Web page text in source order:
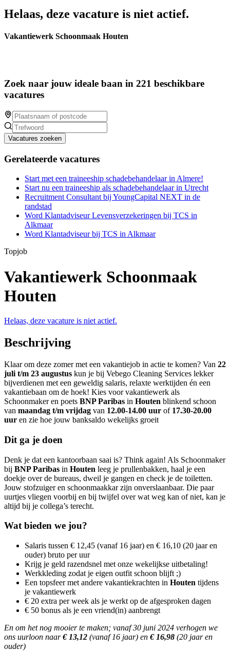
Helaas, deze vacature is niet actief.
Vakantiewerk Schoonmaak Houten
Zoek naar jouw ideale baan in 221 beschikbare
vacatures
Vacatures zoeken
Gerelateerde vacatures
Start met een traineeship schadebehandelaar in Almere!
Start nu een traineeship als schadebehandelaar in Utrecht
Recruitment Consultant bij YoungCapital NEXT in de
randstad
Word Klantadviseur Levensverzekeringen bij TCS in
Alkmaar
Word Klantadviseur bij TCS in Alkmaar
Topjob
Vakantiewerk Schoonmaak
Houten
Helaas, deze vacature is niet actief.
Beschrijving
Klaar om deze zomer met een vakantiejob in actie te komen? Van 22
juli t/m 23 augustus kun je bij Vebego Cleaning Services lekker
bijverdienen met een geweldig salaris, relaxte werktijden én een
vakantiebaan om de hoek! Kies voor vakantiewerk als
Schoonmaker en poets BNP Paribas in Houten blinkend schoon
van maandag t/m vrijdag van 12.00-14.00 uur of 17.30-20.00
uur en zie hoe jouw banksaldo wekelijks groeit
Dit ga je doen
Denk je dat een kantoorbaan saai is? Think again! Als Schoonmaker
bij BNP Paribas in Houten leeg je prullenbakken, haal je een
doekje over de bureaus, dweil je gangen en check je de toiletten.
Jouw stofzuiger en schoonmaakkar zijn onverslaanbaar. Die paar
uurtjes vliegen voorbij en bij twijfel over wat weg kan of niet, kan je
altijd bij je collega’s terecht.
Wat bieden we jou?
Salaris tussen € 12,45 (vanaf 16 jaar) en € 16,10 (20 jaar en
ouder) bruto per uur
Krijg je geld razendsnel met onze wekelijkse uitbetaling!
Werkkleding zodat je eigen outfit schoon blijft ;)
Een topsfeer met andere vakantiekrachten in Houten tijdens
je vakantiewerk
€ 20 extra per week als je werkt op de afgesproken dagen
€ 50 bonus als je een vriend(in) aanbrengt
En om het nog mooier te maken; vanaf 30 juni 2024 verhogen we
ons uurloon naar€ 13,12 (vanaf 16 jaar) en € 16,98 (20 jaar en
ouder)